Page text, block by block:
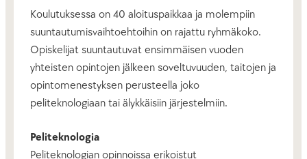
Koulutuksessa on 40 aloituspaikkaa ja molempiin
suuntautumisvaihtoehtoihin on rajattu ryhmäkoko.
Opiskelijat suuntautuvat ensimmäisen vuoden
yhteisten opintojen jälkeen soveltuvuuden, taitojen ja
opintomenestyksen perusteella joko
peliteknologiaan tai älykkäisiin järjestelmiin.
Peliteknologia
Peliteknologian opinnoissa erikoistut